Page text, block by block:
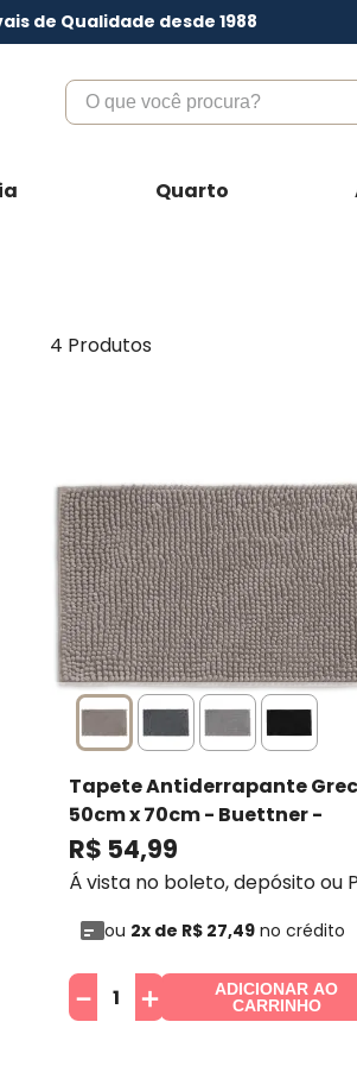
de Qualidade desde 1988
O que você procura?
Quarto
4 Produtos
Tapete Antiderrapante
50cm x 70cm - Buettner-
BUETTNER
R$ 54,99
Á vista no boleto, depósito ou
ou 2x de R$ 27,49no crédito
＋
－
ADICIONAR AO
CARRINHO